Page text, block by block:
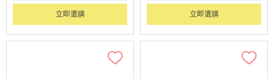
立即選購 立即選購